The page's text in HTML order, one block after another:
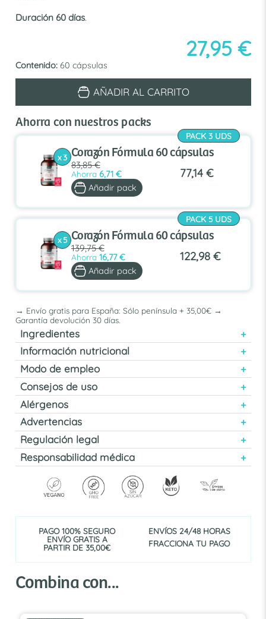
Duración 60 días.
27,95 €
Contenido: 60 cápsulas
60
cápsulas
cantidad
AÑADIR AL CARRITO
Ahorra con nuestros packs
PACK 3 UDS
x 3 Corazón Fórmula 60 cápsulas
83,85 €
Ahorra 6,71 € 77,14 €
Añadir pack
PACK 5 UDS
x 5 Corazón Fórmula 60 cápsulas
139,75 €
Ahorra 16,77 € 122,98 €
Añadir pack
→ Envío gratis para España: Sólo península + 35,00€ →
Garantía devolución 30 días.
Ingredientes
Información nutricional
Modo de empleo
Consejos de uso
Alérgenos
Advertencias
Regulación legal
Responsabilidad médica
PAGO 100% SEGURO
ENVÍOS 24/48 HORAS
ENVÍO GRATIS A
PARTIR DE 35,00€
FRACCIONA TU PAGO
Combina con...